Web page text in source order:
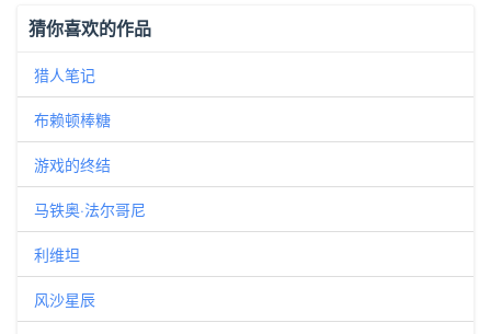
猜你喜欢的作品
猎人笔记
布赖顿棒糖
游戏的终结
马铁奥·法尔哥尼
利维坦
风沙星辰